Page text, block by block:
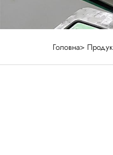
Головна>